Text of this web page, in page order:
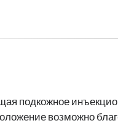
подкожное
возможно